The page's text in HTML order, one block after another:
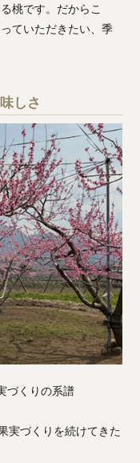
桃です。だからこ
ていただきたい、季
しさ
づくりの系譜
実づくりを続けてきた